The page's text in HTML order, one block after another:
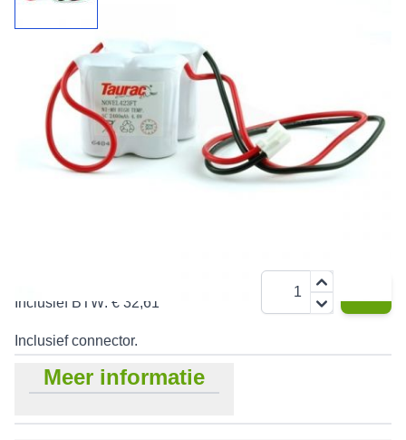
Accupack 423FT / 4,8 V - 2400 mAh
Inclusief connector.
Inclusief BTW: € 32,61
Inclusief connector.
Meer informatie